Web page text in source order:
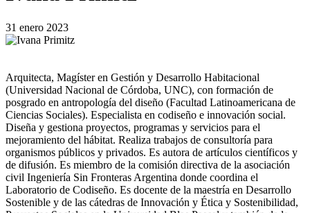
31 enero 2023
Arquitecta, Magíster en Gestión y Desarrollo Habitacional
(Universidad Nacional de Córdoba, UNC), con formación de
posgrado en antropología del diseño (Facultad Latinoamericana de
Ciencias Sociales). Especialista en codiseño e innovación social.
Diseña y gestiona proyectos, programas y servicios para el
mejoramiento del hábitat. Realiza trabajos de consultoría para
organismos públicos y privados. Es autora de artículos científicos y
de difusión. Es miembro de la comisión directiva de la asociación
civil Ingeniería Sin Fronteras Argentina donde coordina el
Laboratorio de Codiseño. Es docente de la maestría en Desarrollo
Sostenible y de las cátedras de Innovación y Ética y Sostenibilidad,